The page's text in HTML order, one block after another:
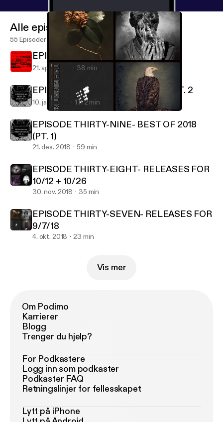
Aural Fixation (formerly Radio: Live Transmission)
Alle episoder
55 Episoder
EPISODE 41
21. april 2019 38 min
EPISODE FORTY- BEST OF 2018, PT. 2
10. jan. 2019 1 h 2 min
EPISODE THIRTY-NINE- BEST OF 2018
(PT. 1)
21. des. 2018 59 min
EPISODE THIRTY-EIGHT- RELEASES FOR
10/12 + 10/26
30. nov. 2018 35 min
EPISODE THIRTY-SEVEN- RELEASES FOR
9/7/18
4. okt. 2018 23 min
Vis mer
Om Podimo
Karrierer
Blogg
Trenger du hjelp?
For Podkastere
Logg inn som podkaster
Podkaster FAQ
Retningslinjer for fellesskapet
Lytt på iPhone